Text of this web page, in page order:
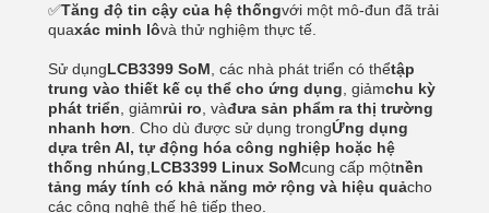
✅Tăng độ tin cậy của hệ thốngvới một mô-đun đã trải
quaxác minh lôvà thử nghiệm thực tế.
Sử dụngLCB3399 SoM , các nhà phát triển có thểtập
trung vào thiết kế cụ thể cho ứng dụng , giảmchu kỳ
phát triển , giảmrủi ro , vàđưa sản phẩm ra thị trường
nhanh hơn . Cho dù được sử dụng trongỨng dụng
dựa trên AI, tự động hóa công nghiệp hoặc hệ
thống nhúng LCB3399 Linux SoMcung cấp mộtnền
tảng máy tính có khả năng mở rộng và hiệu quảcho
các công nghệ thế hệ tiếp theo.